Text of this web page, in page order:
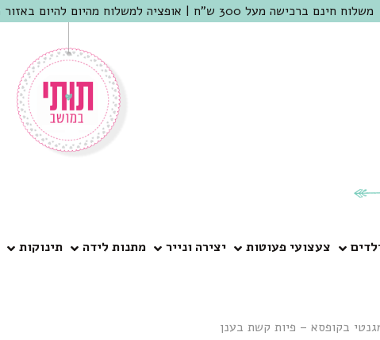
משלוח חינם ברכישה מעל 300 ש"ח | אופציה למשלוח מהיום להיום באזור המרכז | מוזמנים לבקר בחנות בכפר שמריהו
צעצועי פעוטות יצירה ונייר מתנות לידה תינוקות
בקופסא – פיות קשת בענן